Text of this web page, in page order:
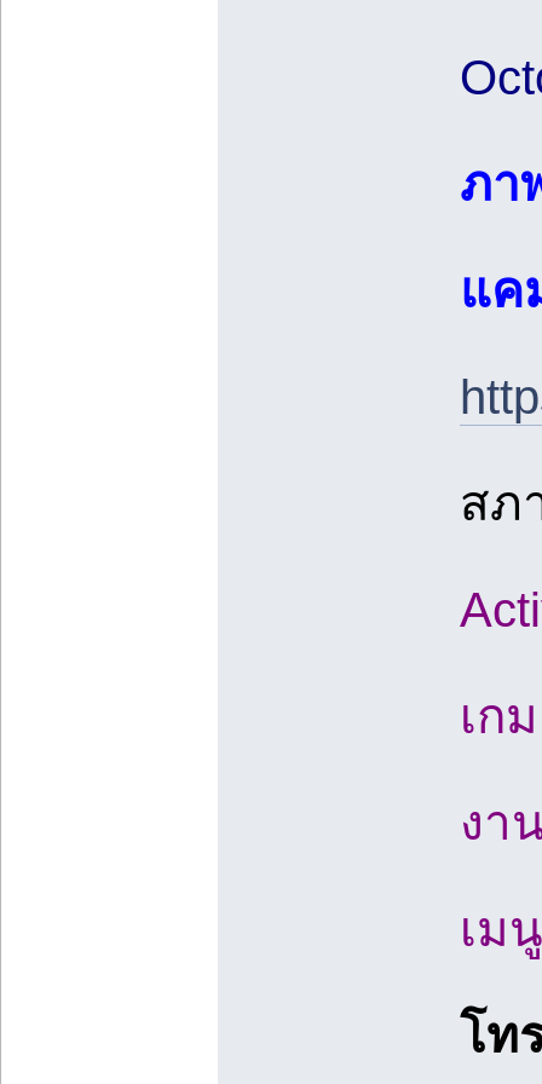
ภา
แค
สภ
เก
งา
เม
โท